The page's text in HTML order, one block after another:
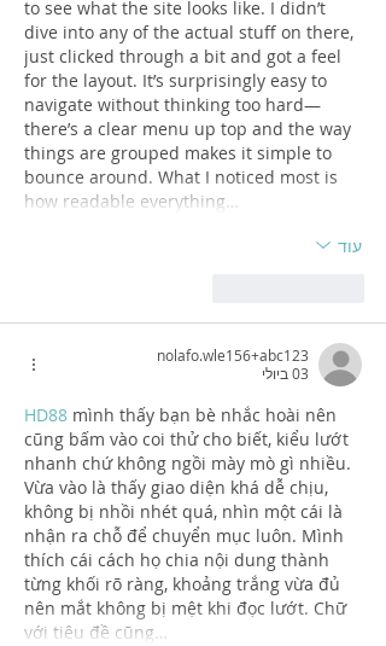
to see what the site looks like. I didn’t
dive into any of the actual stuff on there,
just clicked through a bit and got a feel
for the layout. It’s surprisingly easy to
navigate without thinking too hard—
there’s a clear menu up top and the way
things are grouped makes it simple to
bounce around. What I noticed most is
how readable everything…
עוד
nolafo.wle156+abc123
03 ביולי
HD88 mình thấy bạn bè nhắc hoài nên
cũng bấm vào coi thử cho biết, kiểu lướt
nhanh chứ không ngồi mày mò gì nhiều.
Vừa vào là thấy giao diện khá dễ chịu,
không bị nhồi nhét quá, nhìn một cái là
nhận ra chỗ để chuyển mục luôn. Mình
thích cái cách họ chia nội dung thành
từng khối rõ ràng, khoảng trắng vừa đủ
nên mắt không bị mệt khi đọc lướt. Chữ
với tiêu đề cũng…